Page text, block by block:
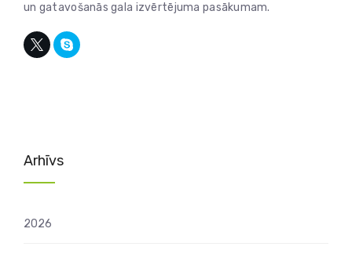
un gatavošanās gala izvērtējuma pasākumam.
Arhīvs
2026